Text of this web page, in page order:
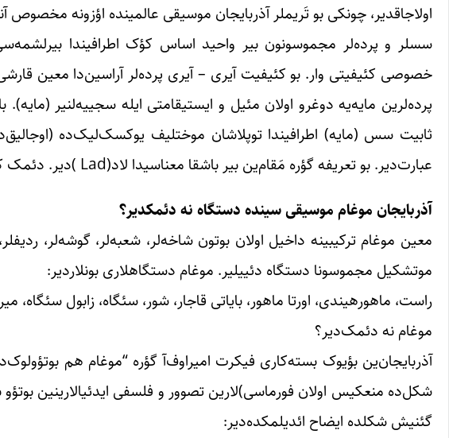
اولاجاقدیر، چونکی بو تَریملر آذربایجان موسیقی عالمینده اؤزونه مخصوص
سسلر و پرده‌لر مجموسونون بیر واحید اساس کؤک اطرافیندا
خصوصی کئیفیتی وار. بو کئیفیت آیری – آیری پرده‌لر آراسین‌دا معین
پرده‌لرین مایه‌یه دوغرو اولان مئیل و ایستیقامتی ایله سجییه‌لنیر
ثابیت سس (مایه) اطرافیندا توپلاشان موختلیف یوکسک‌لیک‌ده
عبارت‌دیر. بو تعریفه گؤره مَقام‌ین بیر باشقا معناسیدا لاد(Lad )دیر. دئمک کی لادلا مَقام عینی آنلاما مالیکدیرلر.
آذربایجان موغام موسیقی سینده دستگاه نه دئمکدیر؟
معین موغام ترکیبینه داخیل اولان بوتون شاخه‌لر، شعبه‌لر، گوشه‌لر،
موتشکیل مجموسونا دستگاه دئییلیر. موغام دستگاهلاری بونلاردیر:
راست، ماهورهیندی، اورتا ماهور، بایاتی قاجار، شور، سئگاه، زابول
موغام نه دئمک‌دیر؟
آذربایجان‌ین بؤیوک بسته‌کاری فیکرت امیراوف‌آ گؤره “موغام هم
شکل‌ده منعکیس اولان فورماسی)لارین تصوور و فلسفی ایدئیالارینین
گئنیش شکلده ایضاح ائدیلمکده‌دیر: